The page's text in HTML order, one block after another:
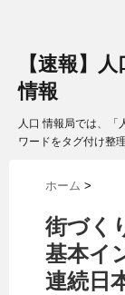
【速報】
情報
人口 情報局では、「
ワードをタグ付け整
ホーム >
街づく
基本イ
連続日